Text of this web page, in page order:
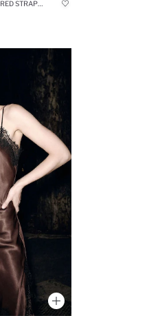
SQUARE NECK GINGHAM TEXTURED STRAPPY MAXI DRESS